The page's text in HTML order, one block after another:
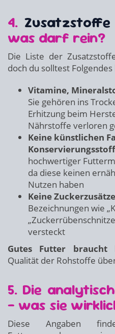
4. Zusatzstoffe
was darf rein?
Die Liste der
doch du solltest
Vitamine,
Sie gehören ins
Erhitzung beim
Nährstoffe verloren
Keine künstlichen
hochwertiger
da diese keinen
Nutzen haben
Keine
Bezeichnungen wie
versteckt
Gutes Futter braucht
Qualität der Rohstoffe
5. Die
– was sie
Diese Angaben